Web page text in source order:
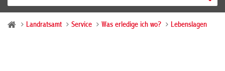
Landratsamt Service Was erledige ich wo? Lebenslagen